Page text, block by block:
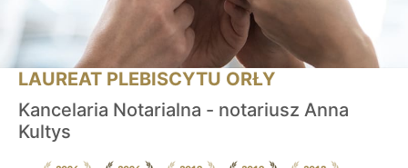
LAUREAT PLEBISCYTU ORŁY
Kancelaria Notarialna - notariusz Anna
Kultys